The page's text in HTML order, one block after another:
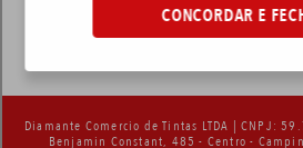
CONCORDAR E
Diamante Comercio de Tintas LTDA | CNPJ:
Benjamin Constant, 485 - Centro -